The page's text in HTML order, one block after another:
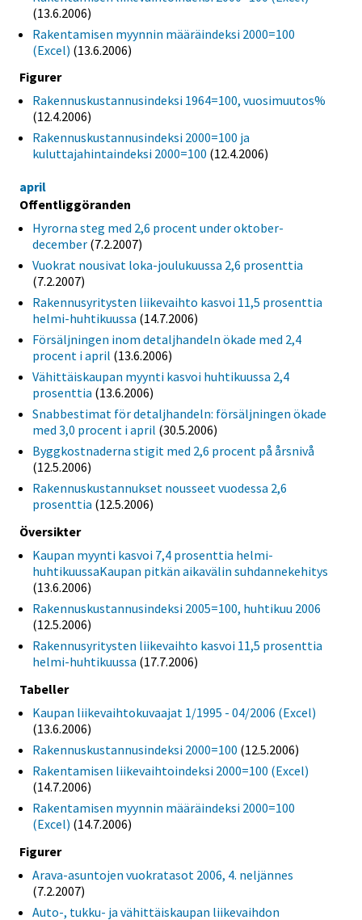
(13.6.2006)
Rakentamisen myynnin määräindeksi 2000=100
(Excel) (13.6.2006)
Figurer
Rakennuskustannusindeksi 1964=100, vuosimuutos%
(12.4.2006)
Rakennuskustannusindeksi 2000=100 ja
kuluttajahintaindeksi 2000=100 (12.4.2006)
april
Offentliggöranden
Hyrorna steg med 2,6 procent under oktober-
december (7.2.2007)
Vuokrat nousivat loka-joulukuussa 2,6 prosenttia
(7.2.2007)
Rakennusyritysten liikevaihto kasvoi 11,5 prosenttia
helmi-huhtikuussa (14.7.2006)
Försäljningen inom detaljhandeln ökade med 2,4
procent i april (13.6.2006)
Vähittäiskaupan myynti kasvoi huhtikuussa 2,4
prosenttia (13.6.2006)
Snabbestimat för detaljhandeln: försäljningen ökade
med 3,0 procent i april (30.5.2006)
Byggkostnaderna stigit med 2,6 procent på årsnivå
(12.5.2006)
Rakennuskustannukset nousseet vuodessa 2,6
prosenttia (12.5.2006)
Översikter
Kaupan myynti kasvoi 7,4 prosenttia helmi-
huhtikuussaKaupan pitkän aikavälin suhdannekehitys
(13.6.2006)
Rakennuskustannusindeksi 2005=100, huhtikuu 2006
(12.5.2006)
Rakennusyritysten liikevaihto kasvoi 11,5 prosenttia
helmi-huhtikuussa (17.7.2006)
Tabeller
Kaupan liikevaihtokuvaajat 1/1995 - 04/2006 (Excel)
(13.6.2006)
Rakennuskustannusindeksi 2000=100 (12.5.2006)
Rakentamisen liikevaihtoindeksi 2000=100 (Excel)
(14.7.2006)
Rakentamisen myynnin määräindeksi 2000=100
(Excel) (14.7.2006)
Figurer
Arava-asuntojen vuokratasot 2006, 4. neljännes
(7.2.2007)
Auto-, tukku- ja vähittäiskaupan liikevaihdon